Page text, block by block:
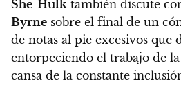
She-Hulk también discute
Byrne sobre el final de un
de notas al pie excesivos que
entorpeciendo el trabajo de
cansa de la constante